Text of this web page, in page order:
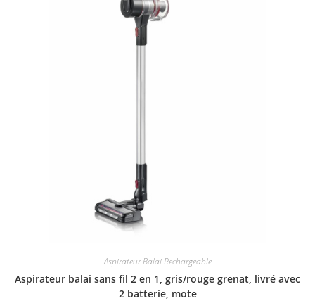
Aspirateur Balai Rechargeable
Aspirateur balai sans fil 2 en 1, gris/rouge grenat, livré avec
2 batterie, mote